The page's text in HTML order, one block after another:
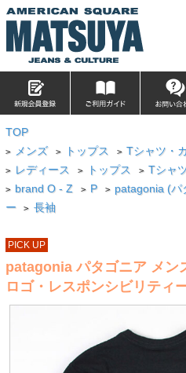
TOP
> メンズ > トップス > Tシャツ・
> レディース > トップス > Tシャ
> brand O - Z > P > patagonia (パ
ー
> 長袖
PICK UP
patagonia パタゴニア メン
ロゴ・レスポンシビリティ